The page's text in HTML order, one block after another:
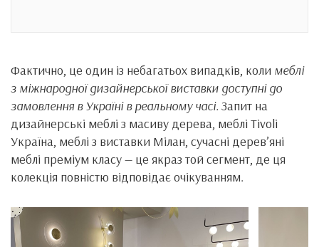
Фактично, це один із небагатьох випадків, коли меблі
з міжнародної дизайнерської виставки доступні до
замовлення в Україні в реальному часі. Запит на
дизайнерські меблі з масиву дерева, меблі Tivoli
Україна, меблі з виставки Мілан, сучасні дерев’яні
меблі преміум класу — це якраз той сегмент, де ця
колекція повністю відповідає очікуванням.